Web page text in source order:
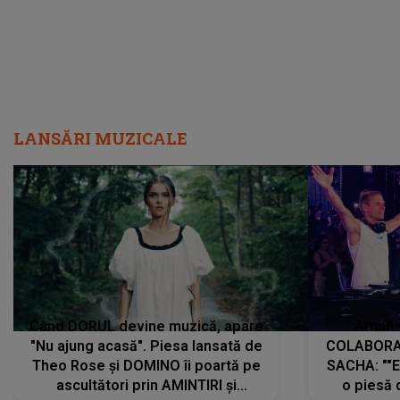
LANSĂRI MUZICALE
Când DORUL devine muzică, apare
"Nu ajung acasă". Piesa lansată de
Theo Rose și DOMINO îi poartă pe
ascultători prin AMINTIRI și
SACHA:
o piesă